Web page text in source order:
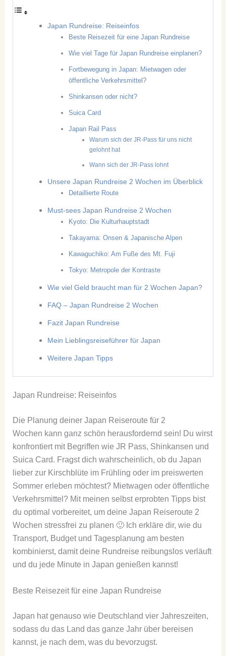
Japan Rundreise: Reiseinfos
Beste Reisezeit für eine Japan Rundreise
Wie viel Tage für Japan Rundreise einplanen?
Fortbewegung in Japan: Mietwagen oder
öffentliche Verkehrsmittel?
Shinkansen oder nicht?
Suica Card
Japan Rail Pass
Warum sich der JR-Pass für uns nicht
gelohnt hat
Wann sich der JR-Pass lohnt
Unsere Japan Rundreise 2 Wochen im Überblick
Detaillierte Route
Must-sees Japan Rundreise 2 Wochen
Kyoto: Die Kulturhauptstadt
Takayama: Onsen & Japanische Alpen
Kawaguchiko: Am Fuße des Mt. Fuji
Tokyo: Metropole der Kontraste
Wie viel Geld braucht man für 2 Wochen Japan?
FAQ – Japan Rundreise 2 Wochen
Fazit Japan Rundreise
Mein Lieblingsreiseführer für Japan
Weitere Japan Tipps
Japan Rundreise: Reiseinfos
Die Planung deiner Japan Reiseroute für 2
Wochen kann ganz schön herausfordernd sein! Du wirst
konfrontiert mit Begriffen wie JR Pass, Shinkansen und
Suica Card. Fragst dich wahrscheinlich, ob du Japan
lieber zur Kirschblüte im Frühling oder im preiswerten
Sommer erleben möchtest? Mietwagen oder öffentliche
Verkehrsmittel? Mit meinen selbst erprobten Tipps bist
du optimal vorbereitet, um deine Japan Reiseroute 2
Wochen stressfrei zu planen 🙂 Ich erkläre dir, wie du
Transport, Budget und Tagesplanung am besten
kombinierst, damit deine Rundreise reibungslos verläuft
und du jede Minute in Japan genießen kannst!
Beste Reisezeit für eine Japan Rundreise
Japan hat genauso wie Deutschland vier Jahreszeiten,
sodass du das Land das ganze Jahr über bereisen
kannst, je nach dem, was du bevorzugst.